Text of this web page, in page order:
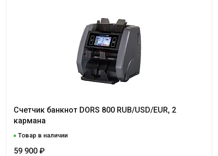
Cчетчик банкнот DORS 800 RUB/USD/EUR, 2
кармана
Товар в наличии
59 900 ₽